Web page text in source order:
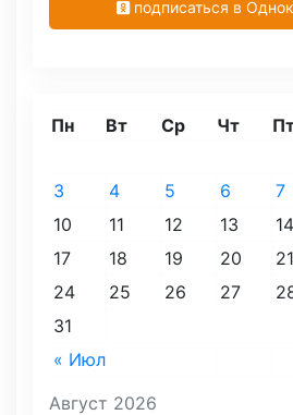
подписаться в
Август 2026
Пн Вт Ср Чт
« Июл
3
4 5 6 7
10
11 12 13 14
17
18 19 20 21
24
25 26 27
31